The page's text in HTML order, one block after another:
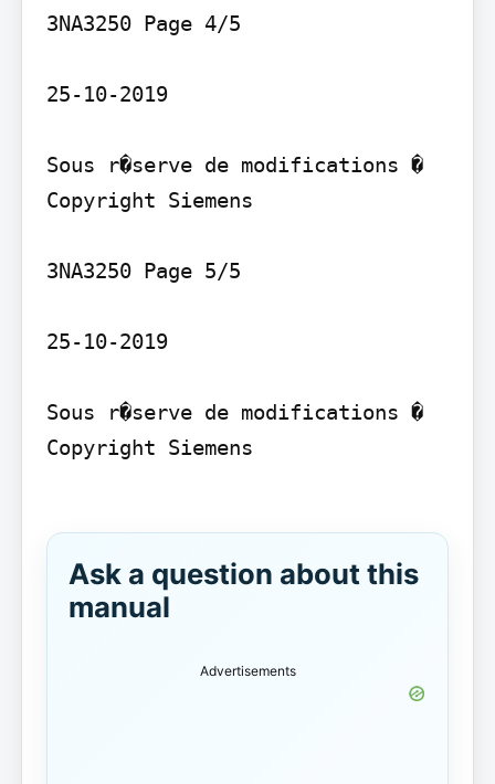
3NA3250 Page 4/5
25-10-2019
Sous r�serve de modifications �
Copyright Siemens
3NA3250 Page 5/5
25-10-2019
Sous r�serve de modifications �
Copyright Siemens
Ask a question about this
manual
Advertisements